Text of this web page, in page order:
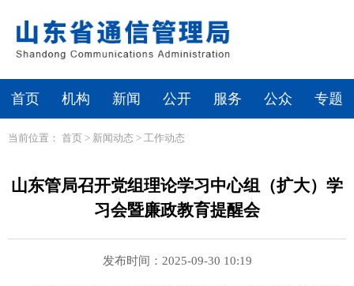
首页 机构 新闻 公开 服务 公众 专题
当前位置： 首页 > 新闻动态 > 工作动态
山东管局召开党组理论学习中心组（扩大）学
习会暨廉政教育提醒会
发布时间：2025-09-30 10:19